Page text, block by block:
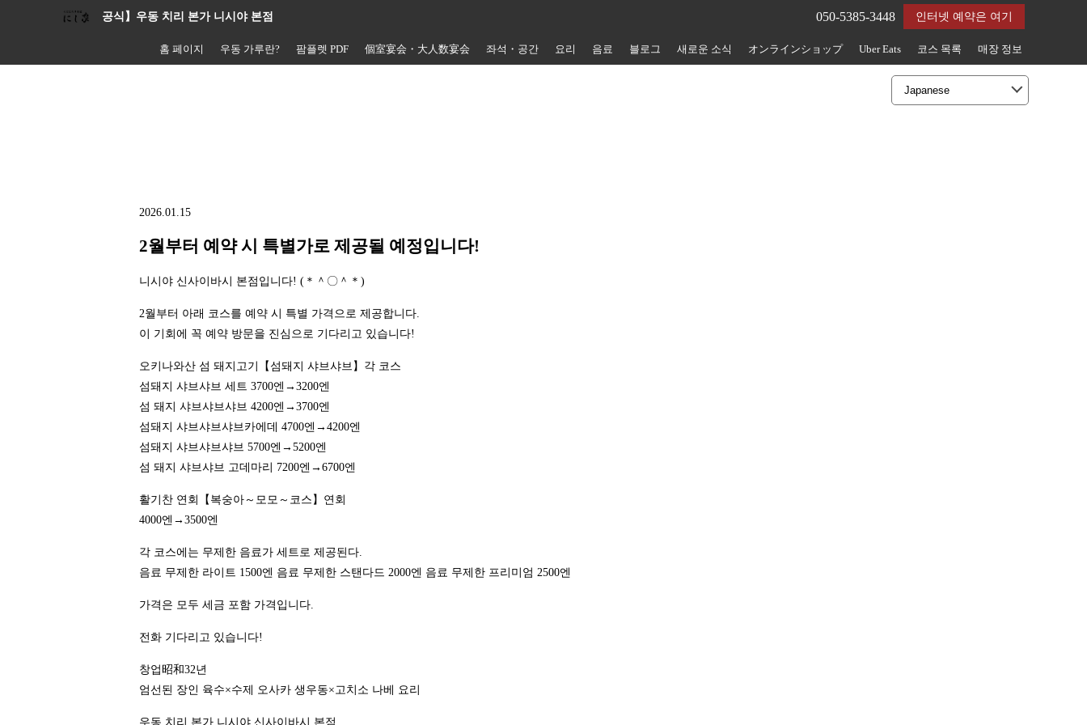
공식】우동 치리 본가 니시야 본점 인터넷 예약은 여기
050-5385-3448
홈 페이지 우동 가루란? 팜플렛 PDF 個室宴会・大人数宴会 좌석・공간 요리 음료 블로그 새로운 소식 オンラインショップ Uber Eats 코스 목록 매장 정보
2026.01.15
2월부터 예약 시 특별가로 제공될 예정입니다!
니시야 신사이바시 본점입니다! (＊＾〇＾＊)
2월부터 아래 코스를 예약 시 특별 가격으로 제공합니다.
이 기회에 꼭 예약 방문을 진심으로 기다리고 있습니다!
오키나와산 섬 돼지고기【섬돼지 샤브샤브】각 코스
섬돼지 샤브샤브 세트 3700엔→3200엔
섬 돼지 샤브샤브샤브 4200엔→3700엔
섬돼지 샤브샤브샤브카에데 4700엔→4200엔
섬돼지 샤브샤브샤브 5700엔→5200엔
섬 돼지 샤브샤브 고데마리 7200엔→6700엔
활기찬 연회【복숭아～모모～코스】연회
4000엔→3500엔
각 코스에는 무제한 음료가 세트로 제공된다.
음료 무제한 라이트 1500엔 음료 무제한 스탠다드 2000엔 음료 무제한 프리미엄 2500엔
가격은 모두 세금 포함 가격입니다.
전화 기다리고 있습니다!
창업昭和32년
엄선된 장인 육수×수제 오사카 생우동×고치소 나베 요리
우동 치리 본가 니시야 신사이바시 본점